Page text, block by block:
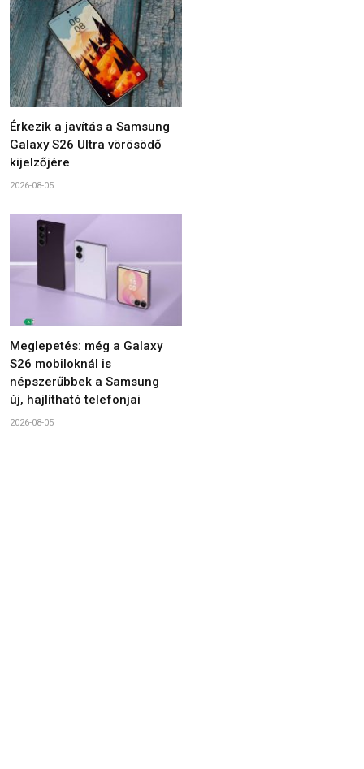
Érkezik a javítás a Samsung
Galaxy S26 Ultra vörösödő
kijelzőjére
2026-08-05
Meglepetés: még a Galaxy
S26 mobiloknál is
népszerűbbek a Samsung
új, hajlítható telefonjai
2026-08-05